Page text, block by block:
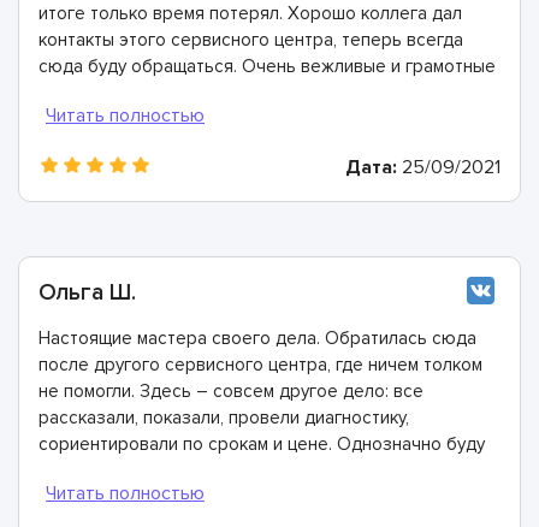
итоге только время потерял. Хорошо коллега дал
контакты этого сервисного центра, теперь всегда
сюда буду обращаться. Очень вежливые и грамотные
гарантию.
Дата: 25/09/2021
Ольга Ш.
Настоящие мастера своего дела. Обратилась сюда
после другого сервисного центра, где ничем толком
не помогли. Здесь – совсем другое дело: все
рассказали, показали, провели диагностику,
сориентировали по срокам и цене. Однозначно буду